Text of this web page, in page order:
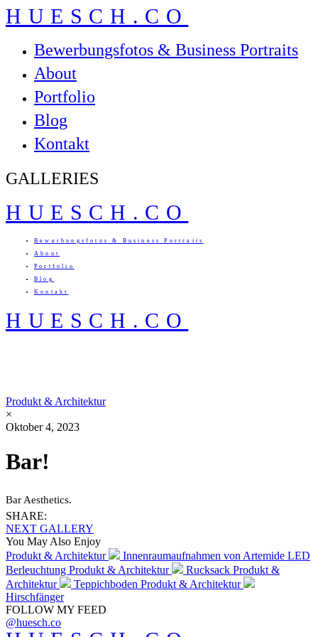
HUESCH.CO
Bewerbungsfotos & Business Portraits
About
Portfolio
Blog
Kontakt
GALLERIES
HUESCH.CO
Bewerbungsfotos & Business Portraits
About
Portfolio
Blog
Kontakt
HUESCH.CO
Produkt & Architektur
×
Oktober 4, 2023
Bar!
Bar Aesthetics.
SHARE:
NEXT GALLERY
You May Also Enjoy
Produkt & Architektur
Innenraumaufnahmen von Artemide LED
Berleuchtung Produkt & Architektur Rucksack Produkt &
Architektur
Teppichboden Produkt & Architektur
Hirschfänger
FOLLOW MY FEED
@huesch.co